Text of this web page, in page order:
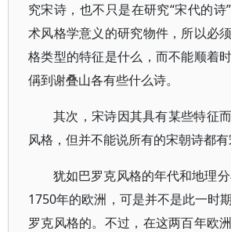
究宋诗，也不只是在研究“宋代的诗
术风格学意义的研究物件，所以必
格类型的特征是什么，而不能顺着
偁到谢叠山各有些什么诗。
其次，宋诗因其具有某些特征
风格，但并不能说所有的宋朝诗都有
犹如巴罗克风格的年代和地理
1750年的欧洲，可是并不是此一时
罗克风格的。不过，在这两百年欧